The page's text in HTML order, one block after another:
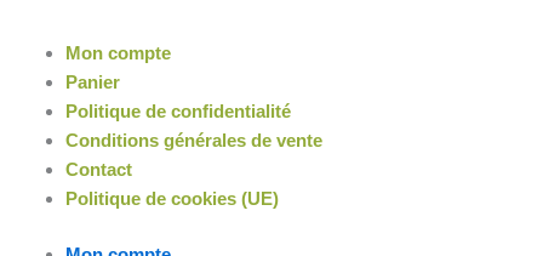
Mon compte
Panier
Politique de confidentialité
Conditions générales de vente
Contact
Politique de cookies (UE)